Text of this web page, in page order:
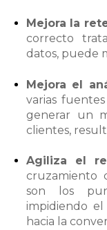
Mejora la
correcto
datos, puede
Mejora el
varias
generar un
clientes,
Agiliza el
cruzamiento
son los
impidiendo
hacia la